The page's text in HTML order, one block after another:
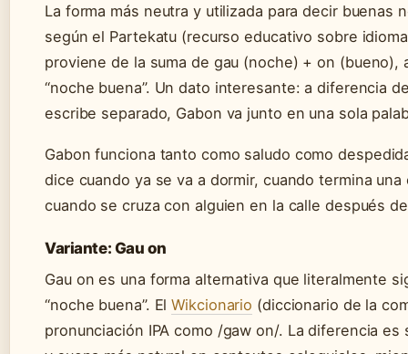
La forma más neutra y utilizada para decir buenas
según el Partekatu (recurso educativo sobre
proviene de la suma de gau (noche) + on (bueno),
“noche buena”. Un dato interesante: a diferencia
escribe separado, Gabon va junto en una sola
Gabon funciona tanto como saludo como
dice cuando ya se va a dormir, cuando termina
cuando se cruza con alguien en la calle después
Variante: Gau on
Gau on es una forma alternativa que literalmente
“noche buena”. ElWikcionario (diccionario de la
pronunciación IPA como /gaw on/. La diferencia